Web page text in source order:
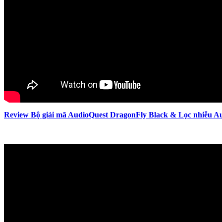
Review Bộ giải mã AudioQuest DragonFly Black & Lọc nhiễu